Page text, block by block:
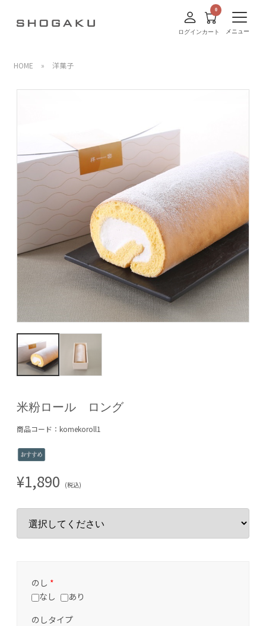
ログインカート メニュー
HOME » 洋菓子
米粉ロール ロング
商品コード：komekoroll1
¥1,890 (税込)
のし *
なし
あり
のしタイプ